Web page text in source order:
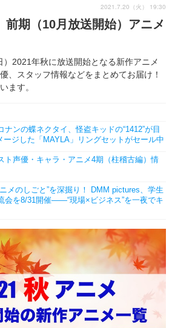
グッズ
ビジネス
アーティスト
実写
座談会
ABEMA Cafe
前期（10月放送開始）アニメ
）2021年秋に放送開始となる新作アニメ
、スタッフ情報などをまとめてお届け！
ます。
ナンの蝶ネクタイ、怪盗キッドの“1412”が目
ージした「MAYLA」リングセットがセール中
ト声優・キャラ・アニメ4期（柱稽古編）情
メのしごと”を深掘り！ DMM pictures、学生
会を8/31開催――“現場×ビジネス”を一夜でキ
2021.7.20（火） 19:30